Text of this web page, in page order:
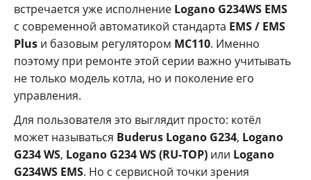
встречается уже исполнение Logano G234WS EMS
с современной автоматикой стандарта EMS / EMS
Plus и базовым регулятором MC110. Именно
поэтому при ремонте этой серии важно учитывать
не только модель котла, но и поколение его
управления.
Для пользователя это выглядит просто: котёл
может называться Buderus Logano G234, Logano
G234 WS, Logano G234 WS (RU-TOP) или Logano
G234WS EMS. Но с сервисной точки зрения